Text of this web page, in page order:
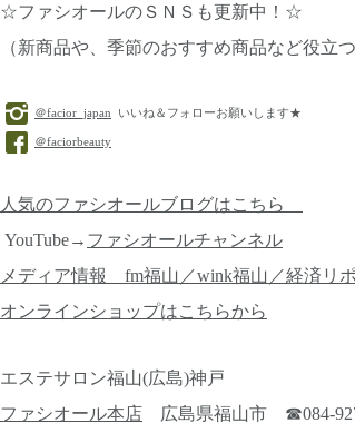
☆ファシオールのＳＮＳも更新中！☆
（新商品や、季節のおすすめ商品など役立
＠facior_japan いいね＆フォローお願いします★
＠faciorbeauty
人気のファシオールブログはこちら
YouTube→ ファシオールチャンネル
メディア情報 fm福山／wink福山／経済リ
オンラインショップはこちらから
エステサロン福山(広島)神戸
ファシオール本店 広島県福山市 ☎084-